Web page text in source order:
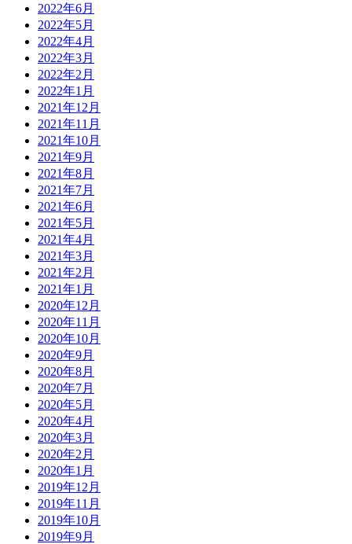
2022年6月
2022年5月
2022年4月
2022年3月
2022年2月
2022年1月
2021年12月
2021年11月
2021年10月
2021年9月
2021年8月
2021年7月
2021年6月
2021年5月
2021年4月
2021年3月
2021年2月
2021年1月
2020年12月
2020年11月
2020年10月
2020年9月
2020年8月
2020年7月
2020年5月
2020年4月
2020年3月
2020年2月
2020年1月
2019年12月
2019年11月
2019年10月
2019年9月